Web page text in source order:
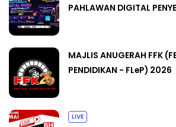
PAHLAWAN DIGITAL
MAJLIS ANUGERAH FFK
PENDIDIKAN - FLeP) 2026
LIVE